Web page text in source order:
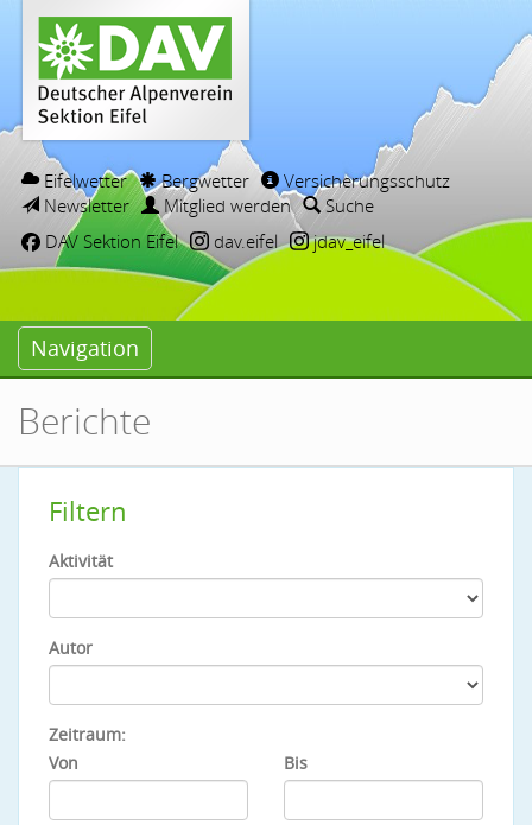
Eifelwetter Bergwetter
Versicherungsschutz
Newsletter
Mitglied werden
Suche
DAV Sektion Eifel
dav.eifel jdav_eifel
Navigation
Berichte
Filtern
Aktivität
Autor
Zeitraum:
Von
Bis